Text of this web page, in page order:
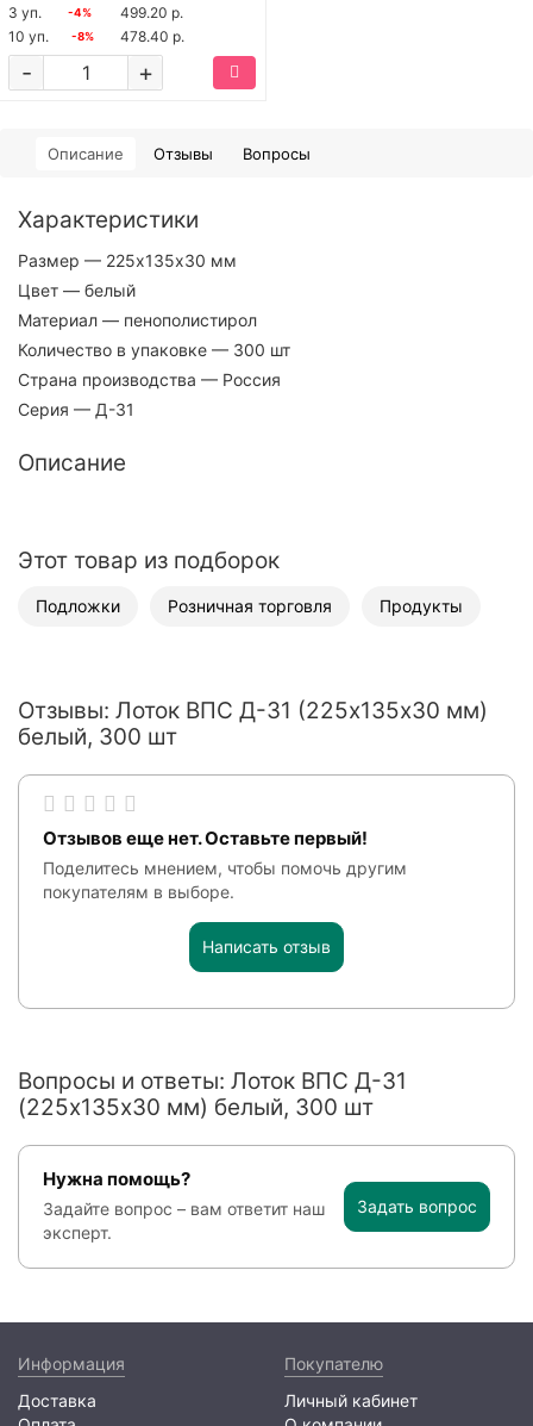
3 уп.
-4%
499.20 р.
10 уп.
-8% 478.40 р.
+
-
Описание Отзывы Вопросы
Характеристики
Размер — 225х135х30 мм
Цвет — белый
Материал — пенополистирол
Количество в упаковке — 300 шт
Страна производства — Россия
Серия — Д-31
Описание
Этот товар из подборок
Подложки Розничная торговля Продукты
Отзывы: Лоток ВПС Д-31 (225х135х30 мм)
белый, 300 шт
Отзывов еще нет. Оставьте первый!
Поделитесь мнением, чтобы помочь другим
покупателям в выборе.
Написать отзыв
Вопросы и ответы: Лоток ВПС Д-31
(225х135х30 мм) белый, 300 шт
Нужна помощь?
Задайте вопрос – вам ответит наш
эксперт.
Задать вопрос
Информация
Доставка
Покупателю
Личный кабинет